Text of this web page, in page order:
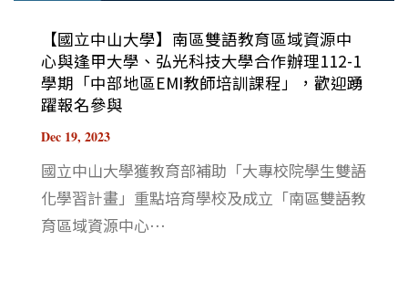
【國立中山大學】南區雙語教育區域資源中
心與逢甲大學、弘光科技大學合作辦理112-1
學期「中部地區EMI教師培訓課程」，歡迎踴
躍報名參與
Dec 19, 2023
國立中山大學獲教育部補助「大專校院學生雙語
化學習計畫」重點培育學校及成立「南區雙語教
育區域資源中心⋯